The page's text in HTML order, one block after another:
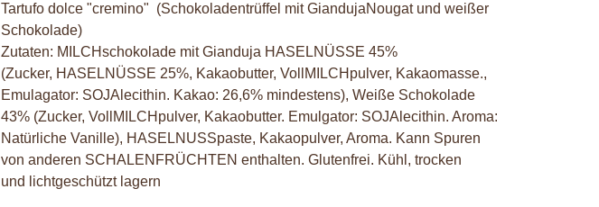
Tartufo dolce "cremino" (Schokoladentrüffel mit GiandujaNougat und weißer
Schokolade)
Zutaten: MILCHschokolade mit Gianduja HASELNÜSSE 45%
(Zucker, HASELNÜSSE 25%, Kakaobutter, VollMILCHpulver, Kakaomasse.,
Emulagator: SOJAlecithin. Kakao: 26,6% mindestens), Weiße Schokolade
43% (Zucker, VollMILCHpulver, Kakaobutter. Emulgator: SOJAlecithin. Aroma:
Natürliche Vanille), HASELNUSSpaste, Kakaopulver, Aroma. Kann Spuren
von anderen SCHALENFRÜCHTEN enthalten. Glutenfrei. Kühl, trocken
und lichtgeschützt lagern